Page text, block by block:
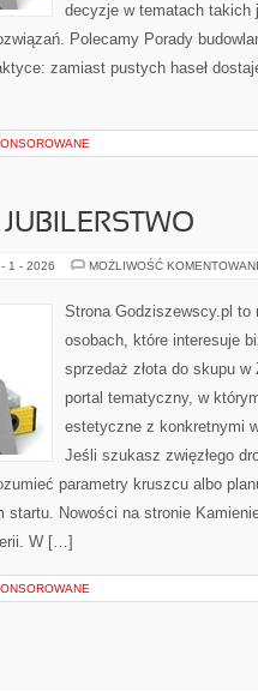
decyzje w tematach takich
Polecamy Porady
zamiast pustych haseł
1 - 2026 MOŻLIWOŚĆ
Strona Godziszewscy.pl
osobach, które interesuje
sprzedaż złota do skupu
portal tematyczny, w
estetyczne z konkretnymi
Jeśli szukasz zwięzłego
parametry kruszcu albo
Nowości na stronie
W […]